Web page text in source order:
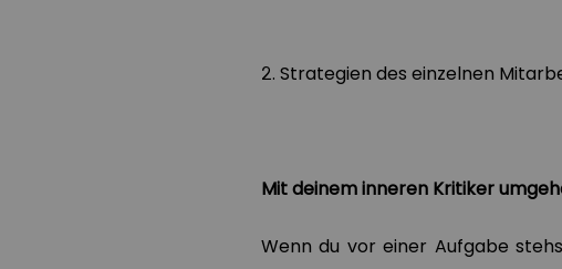
2. Strategien des einzelnen
Mit deinem inneren Kritiker
Wenn du vor einer Aufgabe